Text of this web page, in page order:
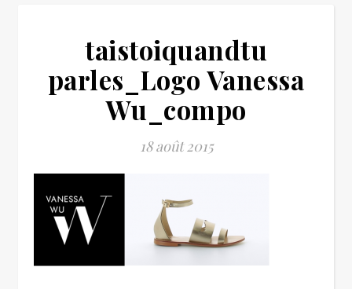
taistoiquandtu
parles_Logo Vanessa
Wu_compo
18 août 2015